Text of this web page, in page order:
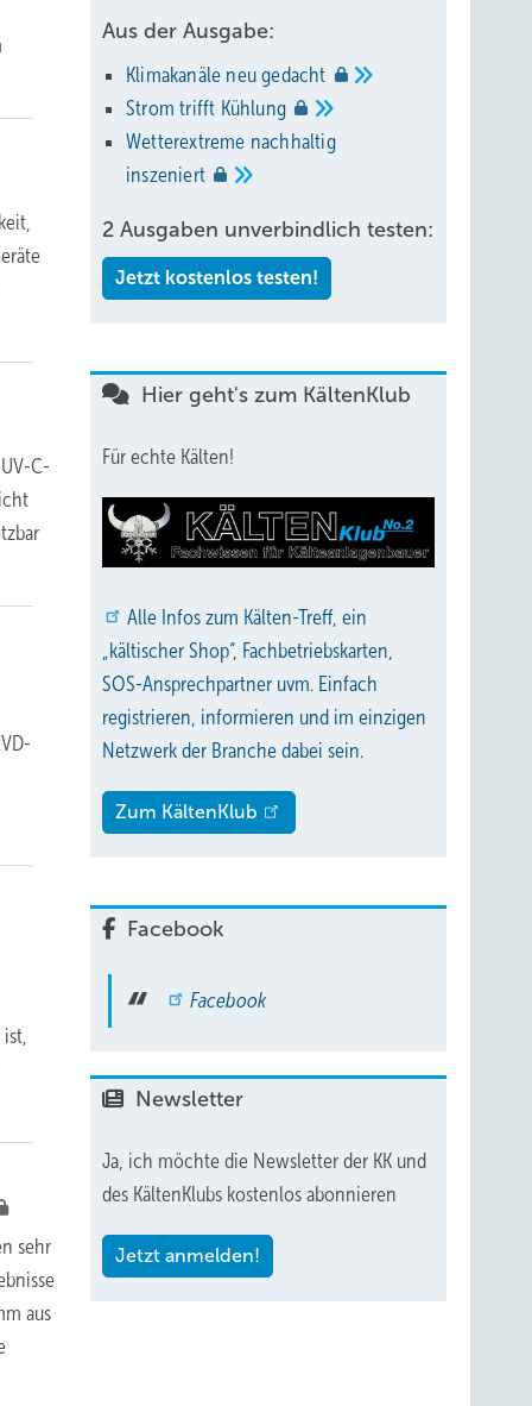
C-
sehr
aus
Aus der Ausgabe:
Klimakanäle neugedacht
Strom trifft Kühlung
Wetterextreme nachhaltig
inszeniert
2 Ausgaben unverbindlich testen:
Jetzt kostenlos testen!
Hier geht's zum KältenKlub
Für echte Kälten!
Alle Infos zum Kälten-Treff, ein
„kältischer Shop“, Fachbetriebskarten,
SOS-Ansprechpartner uvm. Einfach
registrieren, informieren und im einzigen
Netzwerk der Branche dabei sein.
Zum KältenKlub
Facebook
Facebook
Newsletter
Ja, ich möchte die Newsletter der KK und
des KältenKlubs kostenlos abonnieren
Jetzt anmelden!